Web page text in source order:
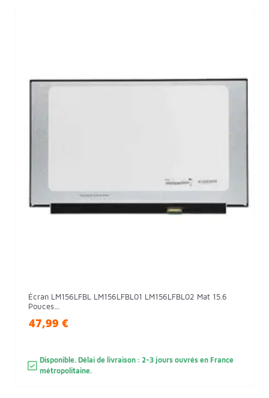
Écran LM156LFBL LM156LFBL01 LM156LFBL02 Mat 15.6
Pouces...
47,99 €
Disponible. Délai de livraison : 2-3 jours ouvrés en France
métropolitaine.